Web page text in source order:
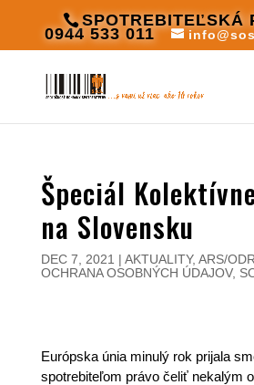
SPOTREBITEĽSKÁ
0944 533 011
Špeciál
na Slovensku
DEC 7, 2021 | AKTUALITY, ARS/ODR
OCHRANA OSOBNÝCH ÚDAJOV,
Európska únia minulý rok prijala
spotrebiteľom právo čeliť nekalým